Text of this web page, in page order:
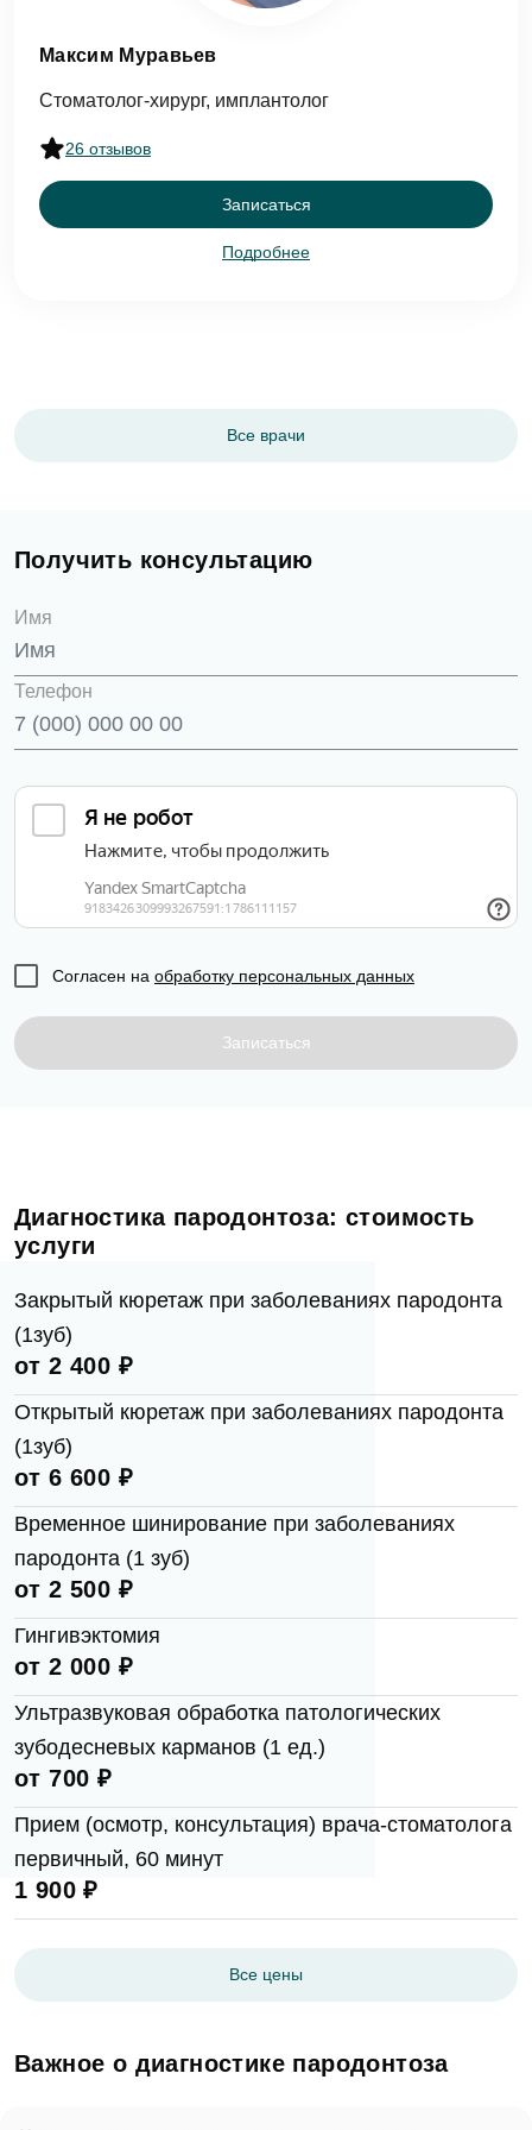
обезболивающее принимать не требуется.
(Отзыв оставлен на ПРОДОКТОРОВ)
Максим Муравьев
Стоматолог-хирург, имплантолог
26 отзывов
Записаться
Подробнее
Все врачи
Получить консультацию
Имя
Телефон
Согласен на обработку персональных данных
Записаться
Диагностика пародонтоза: стоимость
услуги
Закрытый кюретаж при заболеваниях пародонта
(1зуб)
от 2 400 ₽
Открытый кюретаж при заболеваниях пародонта
(1зуб)
от 6 600 ₽
Временное шинирование при заболеваниях
пародонта (1 зуб)
от 2 500 ₽
Гингивэктомия
от 2 000 ₽
Ультразвуковая обработка патологических
зубодесневых карманов (1 ед.)
от 700 ₽
Прием (осмотр, консультация) врача-стоматолога
первичный, 60 минут
1 900 ₽
Все цены
Важное о диагностике пародонтоза
Запись на прием
Имя
Телефон
данных
Задать вопрос
ФИО
Телефон
E-mail
Сообщение
ФИО
Клиника
Клиника Dental Way
Врач
Врач Dental Way
Оказанные услуги
Выбрать...
Оценка
Заявка отправлена!
Мы свяжемся с вами в ближайшее время